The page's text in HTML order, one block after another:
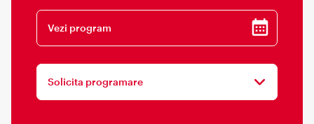
Vezi program
Solicita programare